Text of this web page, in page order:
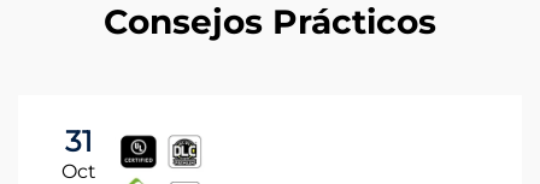
Consejos Prácticos
31
Oct